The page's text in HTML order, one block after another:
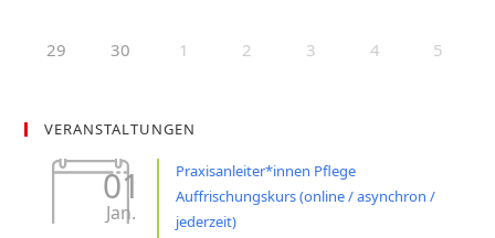
29 30 1 2 3 4 5
VERANSTALTUNGEN
01
Jan.
Praxisanleiter*innen Pflege
Auffrischungskurs (online / asynchron /
jederzeit)